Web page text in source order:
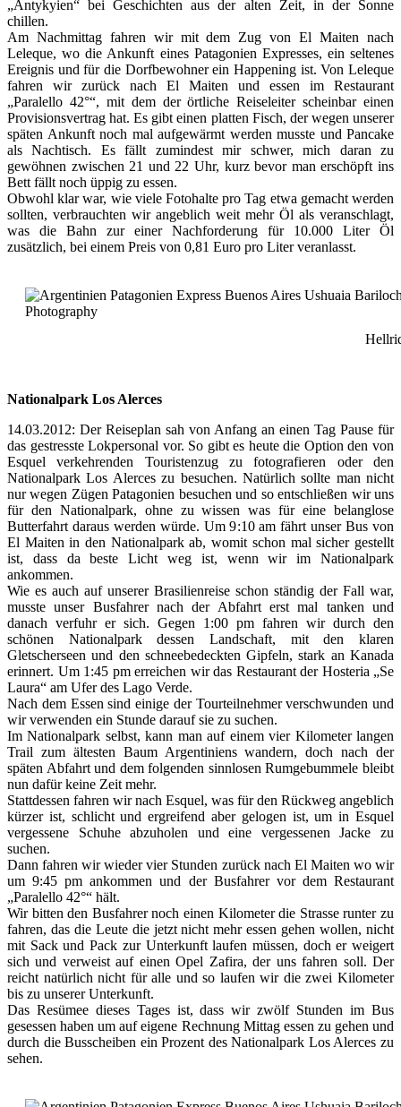
„Antykyien“ bei Geschichten aus der alten Zeit, in der Sonne
chillen.
Am Nachmittag fahren wir mit dem Zug von El Maiten nach
Leleque, wo die Ankunft eines Patagonien Expresses, ein seltenes
Ereignis und für die Dorfbewohner ein Happening ist. Von Leleque
fahren wir zurück nach El Maiten und essen im Restaurant
„Paralello 42°“, mit dem der örtliche Reiseleiter scheinbar einen
Provisionsvertrag hat. Es gibt einen platten Fisch, der wegen unserer
späten Ankunft noch mal aufgewärmt werden musste und Pancake
als Nachtisch. Es fällt zumindest mir schwer, mich daran zu
gewöhnen zwischen 21 und 22 Uhr, kurz bevor man erschöpft ins
Bett fällt noch üppig zu essen.
Obwohl klar war, wie viele Fotohalte pro Tag etwa gemacht werden
sollten, verbrauchten wir angeblich weit mehr Öl als veranschlagt,
was die Bahn zur einer Nachforderung für 10.000 Liter Öl
zusätzlich, bei einem Preis von 0,81 Euro pro Liter veranlasst.
Nationalpark Los Alerces
14.03.2012: Der Reiseplan sah von Anfang an einen Tag Pause für
das gestresste Lokpersonal vor. So gibt es heute die Option den von
Esquel verkehrenden Touristenzug zu fotografieren oder den
Nationalpark Los Alerces zu besuchen. Natürlich sollte man nicht
nur wegen Zügen Patagonien besuchen und so entschließen wir uns
für den Nationalpark, ohne zu wissen was für eine belanglose
Butterfahrt daraus werden würde. Um 9:10 am fährt unser Bus von
El Maiten in den Nationalpark ab, womit schon mal sicher gestellt
ist, dass da beste Licht weg ist, wenn wir im Nationalpark
ankommen.
Wie es auch auf unserer Brasilienreise schon ständig der Fall war,
musste unser Busfahrer nach der Abfahrt erst mal tanken und
danach verfuhr er sich. Gegen 1:00 pm fahren wir durch den
schönen Nationalpark dessen Landschaft, mit den klaren
Gletscherseen und den schneebedeckten Gipfeln, stark an Kanada
erinnert. Um 1:45 pm erreichen wir das Restaurant der Hosteria „Se
Laura“ am Ufer des Lago Verde.
Nach dem Essen sind einige der Tourteilnehmer verschwunden und
wir verwenden ein Stunde darauf sie zu suchen.
Im Nationalpark selbst, kann man auf einem vier Kilometer langen
Trail zum ältesten Baum Argentiniens wandern, doch nach der
späten Abfahrt und dem folgenden sinnlosen Rumgebummele bleibt
nun dafür keine Zeit mehr.
Stattdessen fahren wir nach Esquel, was für den Rückweg angeblich
kürzer ist, schlicht und ergreifend aber gelogen ist, um in Esquel
vergessene Schuhe abzuholen und eine vergessenen Jacke zu
suchen.
Dann fahren wir wieder vier Stunden zurück nach El Maiten wo wir
um 9:45 pm ankommen und der Busfahrer vor dem Restaurant
„Paralello 42°“ hält.
Wir bitten den Busfahrer noch einen Kilometer die Strasse runter zu
fahren, das die Leute die jetzt nicht mehr essen gehen wollen, nicht
mit Sack und Pack zur Unterkunft laufen müssen, doch er weigert
sich und verweist auf einen Opel Zafira, der uns fahren soll. Der
reicht natürlich nicht für alle und so laufen wir die zwei Kilometer
bis zu unserer Unterkunft.
Das Resümee dieses Tages ist, dass wir zwölf Stunden im Bus
gesessen haben um auf eigene Rechnung Mittag essen zu gehen und
durch die Busscheiben ein Prozent des Nationalpark Los Alerces zu
sehen.